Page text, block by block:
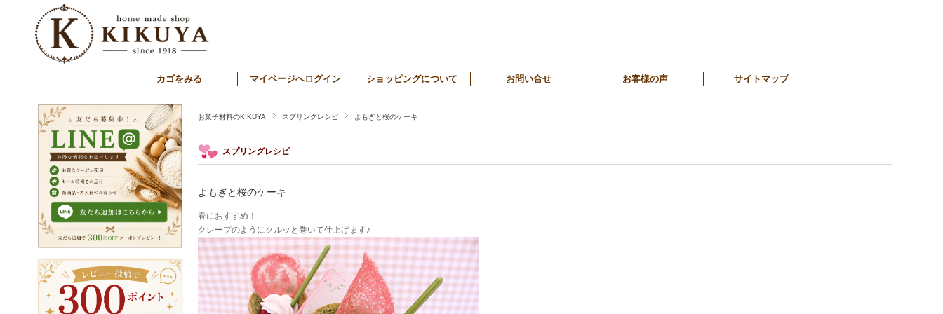
カゴをみる マイページへログイン ショッピングについて お問い合せ お客様の声 サイトマップ
お菓子材料のKIKUYA スプリングレシピ よもぎと桜のケーキ
スプリングレシピ
よもぎと桜のケーキ
春におすすめ！
クレープのようにクルッと巻いて仕上げます♪